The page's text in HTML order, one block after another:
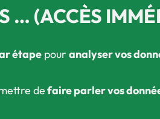
… (ACCÈS
étapepour analyser vos
defaire parler vos